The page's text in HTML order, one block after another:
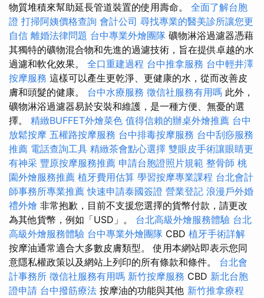
物質堆積來幫助延長管道裝置的使用壽命。 全面了解台胞
證 打掃阿姨價格查詢 會計公司 尋找專業的醫美診所讓您更
自信 離婚法律問題 台中專業外燴團隊 礦物淋浴過濾器憑藉
其獨特的礦物混合物和先進的過濾技術，旨在提供卓越的水
過濾和軟化效果。 全口重建過程 台中推拿服務 台中輕井澤
按摩服務 這樣可以產生更乾淨、更健康的水，從而改善皮
膚和頭髮的健康。 台中水療服務 徵信社服務有用嗎 此外，
礦物淋浴過濾器易於安裝和維護，是一種方便、無憂的選
擇。 精緻BUFFET外燴菜色 值得信賴的辦桌外燴推薦 台中
放鬆按摩 五權路按摩服務 台中排毒按摩服務 台中刮痧服務
推薦 電話查詢工具 精緻茶會點心選擇 雙眼皮手術讓眼睛更
有神采 豐原按摩服務推薦 申請台胞證照片規範 整骨師 桃
園外燴服務推薦 植牙費用估算 學習按摩專業課程 台北會計
師事務所專業推薦 快速申請泰國簽證 營業登記 浪漫戶外婚
禮外燴 非常抱歉，目前不支援您選擇的貨幣付款，請更改
為其他貨幣，例如「USD」。 台北高級外燴服務體驗 台北
高級外燴服務體驗 台中專業外燴團隊 CBD 植牙手術詳解
按摩油通常適合大多數皮膚類型。 使用本網站即表示您同
意隱私權政策以及網站上列印的所有條款和條件。 台北會
計事務所 徵信社服務有用嗎 新竹按摩服務 CBD 新北台胞
證申請 台中撥筋療法 按摩油的功能與其他 新竹推拿療程